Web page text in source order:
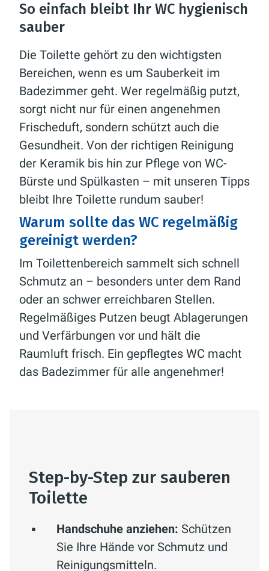
So einfach bleibt Ihr WC hygienisch
sauber
Die Toilette gehört zu den wichtigsten
Bereichen, wenn es um Sauberkeit im
Badezimmer geht. Wer regelmäßig putzt,
sorgt nicht nur für einen angenehmen
Frischeduft, sondern schützt auch die
Gesundheit. Von der richtigen Reinigung
der Keramik bis hin zur Pflege von WC-
Bürste und Spülkasten – mit unseren Tipps
bleibt Ihre Toilette rundum sauber!
Warum sollte das WC regelmäßig
gereinigt werden?
Im Toilettenbereich sammelt sich schnell
Schmutz an – besonders unter dem Rand
oder an schwer erreichbaren Stellen.
Regelmäßiges Putzen beugt Ablagerungen
und Verfärbungen vor und hält die
Raumluft frisch. Ein gepflegtes WC macht
das Badezimmer für alle angenehmer!
Step-by-Step zur sauberen
Toilette
Handschuhe anziehen: Schützen
Sie Ihre Hände vor Schmutz und
Reinigungsmitteln.